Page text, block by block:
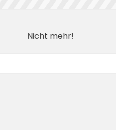
Nicht mehr!